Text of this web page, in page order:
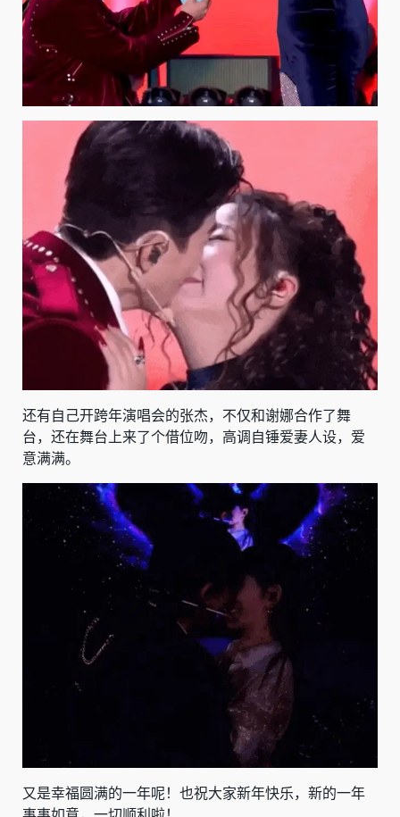
还有自己开跨年演唱会的张杰，不仅和谢娜合作了舞
台，还在舞台上来了个借位吻，高调自锤爱妻人设，爱
意满满。
又是幸福圆满的一年呢！也祝大家新年快乐，新的一年